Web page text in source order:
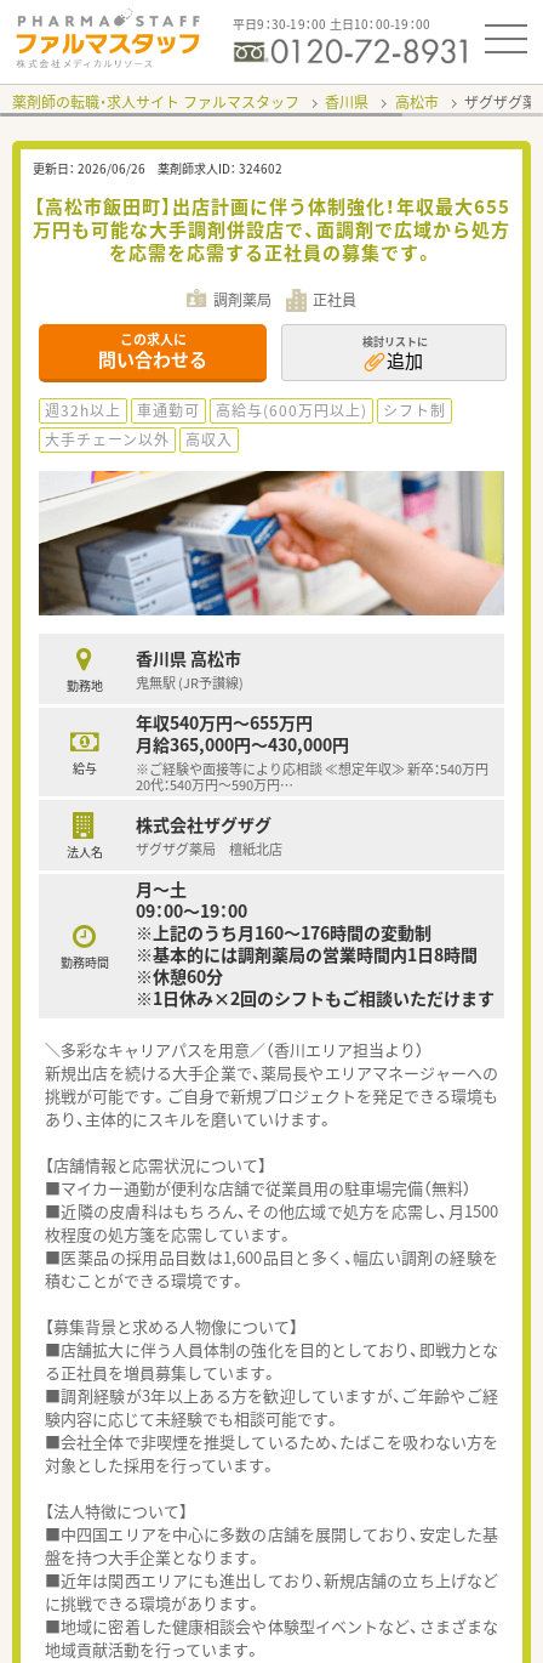
平日9：30-19：00 土日10：00-19：00
薬剤師の転職・求人サイト ファルマスタッフ 香川県 高松市 ザグザグ
更新日： 2026/06/26 薬剤師求人ID： 324602
【高松市飯田町】出店計画に伴う体制強化！年収最大655
万円も可能な大手調剤併設店で、面調剤で広域から処方
を応需を応需する正社員の募集です。
調剤薬局 正社員
この求人に
問い合わせる
検討リストに
追加
週32h以上 車通勤可 高給与(600万円以上)
シフト制
大手チェーン以外
高収入
勤務地
香川県 高松市
鬼無駅 (JR予讃線)
給与
年収540万円～655万円
月給365,000円～430,000円
※ご経験や面接等により応相談 ≪想定年収≫ 新卒：540万円
20代：540万円～590万円…
法人名
株式会社ザグザグ
ザグザグ薬局 檀紙北店
勤務時間
月～土
09：00～19：00
※上記のうち月160～176時間の変動制
※基本的には調剤薬局の営業時間内1日8時間
※休憩60分
※1日休み×2回のシフトもご相談いただけます
＼多彩なキャリアパスを用意／（香川エリア担当より）
新規出店を続ける大手企業で、薬局長やエリアマネージャーへの
挑戦が可能です。ご自身で新規プロジェクトを発足できる環境も
あり、主体的にスキルを磨いていけます。
【店舗情報と応需状況について】
■マイカー通勤が便利な店舗で従業員用の駐車場完備（無料）
■近隣の皮膚科はもちろん、その他広域で処方を応需し、月1500
枚程度の処方箋を応需しています。
■医薬品の採用品目数は1,600品目と多く、幅広い調剤の経験を
積むことができる環境です。
【募集背景と求める人物像について】
■店舗拡大に伴う人員体制の強化を目的としており、即戦力とな
る正社員を増員募集しています。
■調剤経験が3年以上ある方を歓迎していますが、ご年齢やご経
験内容に応じて未経験でも相談可能です。
■会社全体で非喫煙を推奨しているため、たばこを吸わない方を
対象とした採用を行っています。
【法人特徴について】
■中四国エリアを中心に多数の店舗を展開しており、安定した基
盤を持つ大手企業となります。
■近年は関西エリアにも進出しており、新規店舗の立ち上げなど
に挑戦できる環境があります。
■地域に密着した健康相談会や体験型イベントなど、さまざまな
地域貢献活動を行っています。